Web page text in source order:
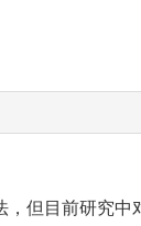
，但目前研究